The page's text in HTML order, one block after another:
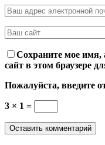
Сохраните мое имя,
сайт в этом браузере
Пожалуйста, введите
3 × 1 =